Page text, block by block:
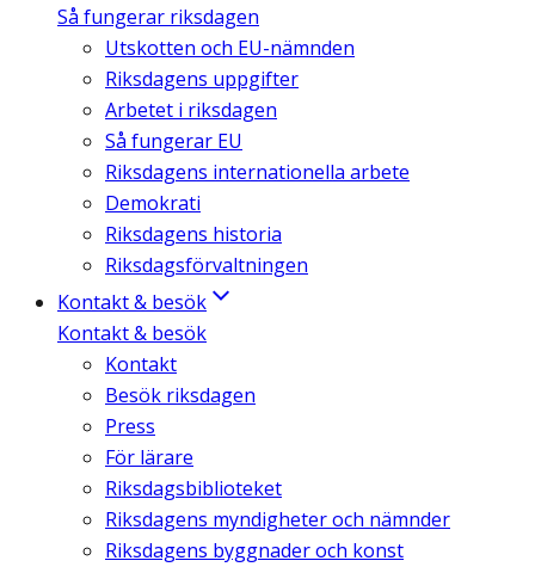
Så fungerar riksdagen
Utskotten och EU-nämnden
Riksdagens uppgifter
Arbetet i riksdagen
Så fungerar EU
Riksdagens internationella arbete
Demokrati
Riksdagens historia
Riksdagsförvaltningen
Kontakt & besök
Kontakt & besök
Kontakt
Besök riksdagen
Press
För lärare
Riksdagsbiblioteket
Riksdagens myndigheter och nämnder
Riksdagens byggnader och konst